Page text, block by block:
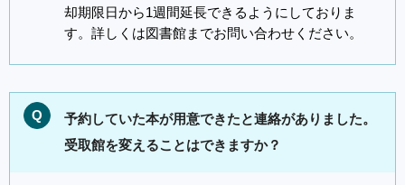
却期限日から1週間延長できるようにしておりま
す。詳しくは図書館までお問い合わせください。
Q
予約していた本が用意できたと連絡がありました。
受取館を変えることはできますか？